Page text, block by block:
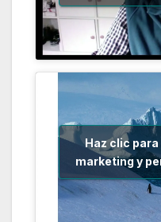
Haz clic
marketing y